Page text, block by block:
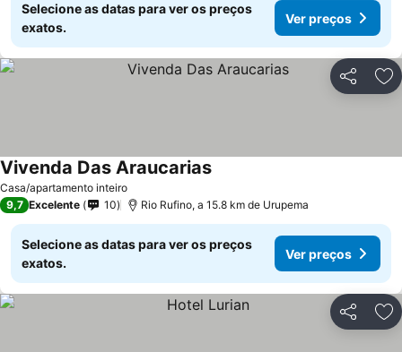
Selecione as datas para ver os preços
exatos.
Ver preços
Partilhar
Casa/apartamento inteiro
Vivenda Das Araucarias
9,7 Excelente 10 Rio Rufino, a 15.8 km de Urupema
Selecione as datas para ver os preços
exatos.
Ver preços
Partilhar